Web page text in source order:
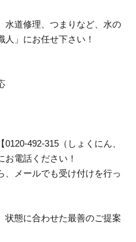
水道修理、つまりなど、水の
人」にお任せ下さい！
492-315（しょくにん、
お電話ください！
、メールでも受け付けを行っ
状態に合わせた最善のご提案